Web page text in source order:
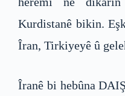
Kurdistanê bikin.
Îran, Tirkiyeyê û
Îranê bi hebûna